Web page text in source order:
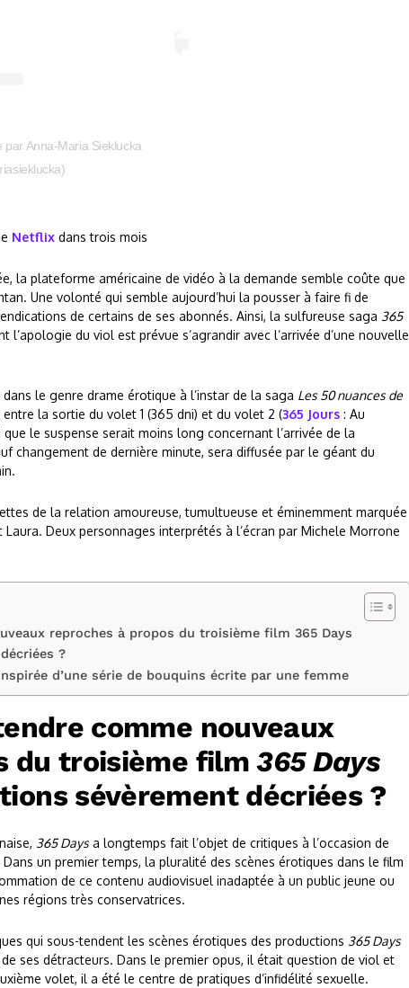
par Anna-Maria Sieklucka
Netflix dans trois mois
la plateforme américaine de vidéo à la demande semble coûte que
Une volonté qui semble aujourd’hui la pousser à faire fi de
de certains de ses abonnés. Ainsi, la sulfureuse saga 365
l’apologie du viol est prévue s’agrandir avec l’arrivée d’une nouvelle
le genre drame érotique à l’instar de la saga Les 50 nuances de
la sortie du volet 1 (365 dni) et du volet 2 (365 Jours : Au
le suspense serait moins long concernant l’arrivée de la
changement de dernière minute, sera diffusée par le géant du
de la relation amoureuse, tumultueuse et éminemment marquée
Deux personnages interprétés à l’écran par Michele Morrone
reproches à propos du troisième film 365 Days
?
d’une série de bouquins écrite par une femme
comme nouveaux
du troisième film365 Days
sévèrement décriées ?
365 Daysa longtemps fait l’objet de critiques à l’occasion de
un premier temps, la pluralité des scènes érotiques dans le film
de ce contenu audiovisuel inadaptée à un public jeune ou
régions très conservatrices.
qui sous-tendent les scènes érotiques des productions 365 Days
ses détracteurs. Dans le premier opus, il était question de viol et
volet, il a été le centre de pratiques d’infidélité sexuelle.